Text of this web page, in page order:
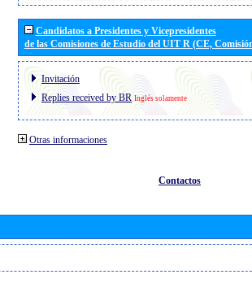
Candidatos a Presidentes y Vicepresidentes
de las Comisiones de Estudio del UIT R (CE,
Invitación
Replies received by BR Inglés solamente
Otras informaciones
Contactos